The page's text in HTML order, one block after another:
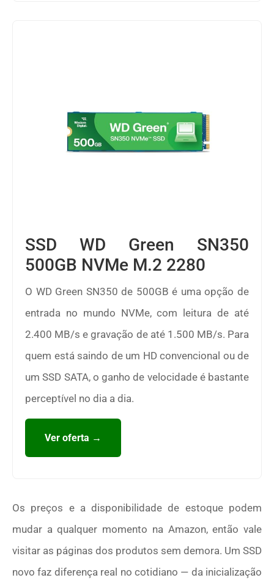
SSD WD Green SN350
500GB NVMe M.2 2280
O WD Green SN350 de 500GB é uma opção de
entrada no mundo NVMe, com leitura de até
2.400 MB/s e gravação de até 1.500 MB/s. Para
quem está saindo de um HD convencional ou de
um SSD SATA, o ganho de velocidade é bastante
perceptível no dia a dia.
Ver oferta →
Os preços e a disponibilidade de estoque podem
mudar a qualquer momento na Amazon, então vale
visitar as páginas dos produtos sem demora. Um SSD
novo faz diferença real no cotidiano — da inicialização